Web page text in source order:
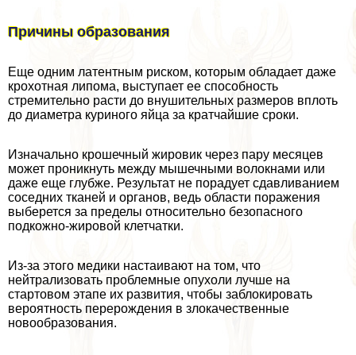
Причины образования
Еще одним латентным риском, которым обладает даже
крохотная липома, выступает ее способность
стремительно расти до внушительных размеров вплоть
до диаметра куриного яйца за кратчайшие сроки.
Изначально крошечный жировик через пару месяцев
может проникнуть между мышечными волокнами или
даже еще глубже. Результат не порадует сдавливанием
соседних тканей и органов, ведь области поражения
выберется за пределы относительно безопасного
подкожно-жировой клетчатки.
Из-за этого медики настаивают на том, что
нейтрализовать проблемные опухоли лучше на
стартовом этапе их развития, чтобы заблокировать
вероятность перерождения в злокачественные
новообразования.